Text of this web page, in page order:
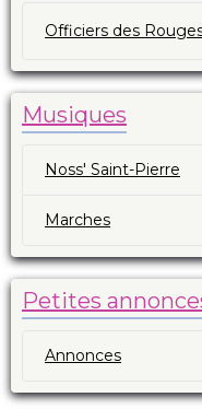
Officiers des
Musiques
Noss' Saint-Pierre
Marches
Petites
Annonces